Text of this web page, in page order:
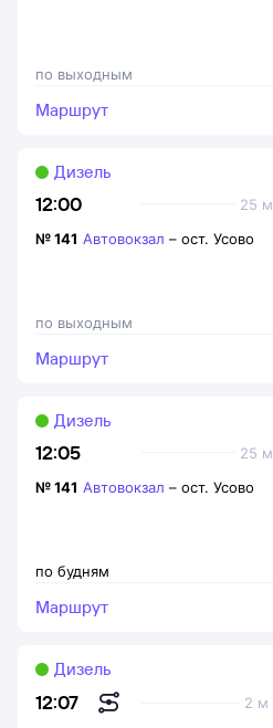
по выходным
Маршрут
12:00 25 м
Дизель
по выходным
№141 Автовокзал – ост. Усово
Маршрут
12:05 25 м
Дизель
по будням
№141 Автовокзал – ост. Усово
Маршрут
12:07 2 м
Дизель